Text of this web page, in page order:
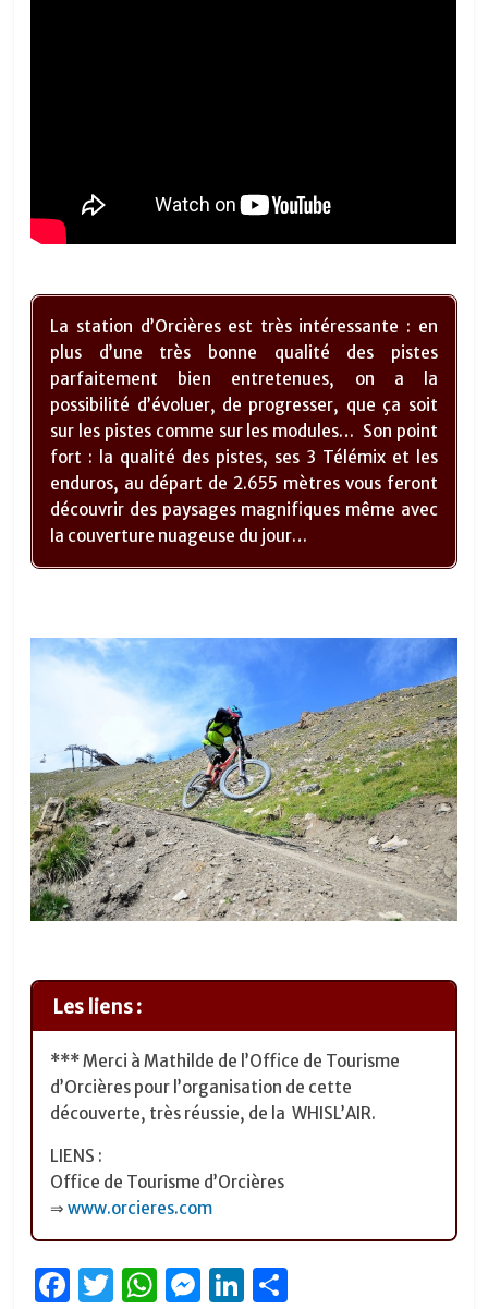
La station d’Orcières est très intéressante : en
plus d’une très bonne qualité des pistes
parfaitement bien entretenues, on a la
possibilité d’évoluer, de progresser, que ça soit
sur les pistes comme sur les modules… Son point
fort : la qualité des pistes, ses 3 Télémix et les
enduros, au départ de 2.655 mètres vous feront
découvrir des paysages magnifiques même avec
la couverture nuageuse du jour…
Les liens :
*** Merci à Mathilde de l’Office de Tourisme
d’Orcières pour l’organisation de cette
découverte, très réussie, de la WHISL’AIR.
LIENS :
Office de Tourisme d’Orcières
⇒www.orcieres.com
F
T
W M Li